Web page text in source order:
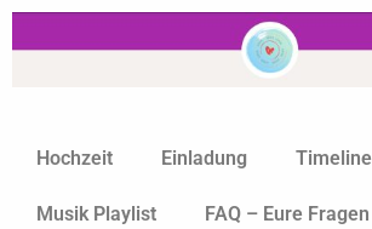
Hochzeit Einladung Timeline
Musik Playlist FAQ – Eure Fragen